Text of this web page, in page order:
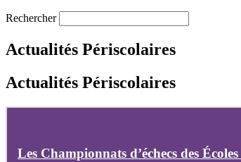
Rechercher
Actualités Périscolaires
Actualités Périscolaires
Les Championnats d’échecs des